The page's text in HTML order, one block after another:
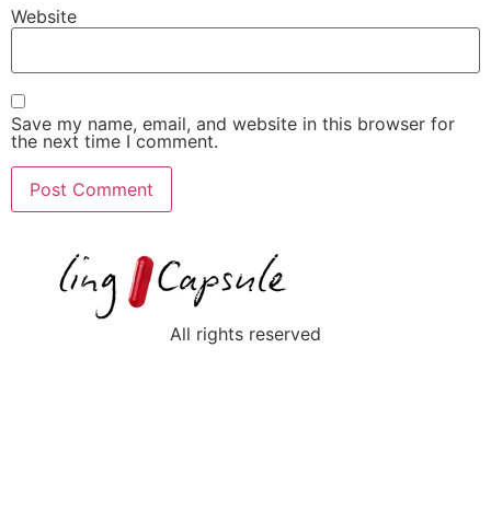
Website
Save my name, email, and website in this browser for
the next time I comment.
All rights reserved